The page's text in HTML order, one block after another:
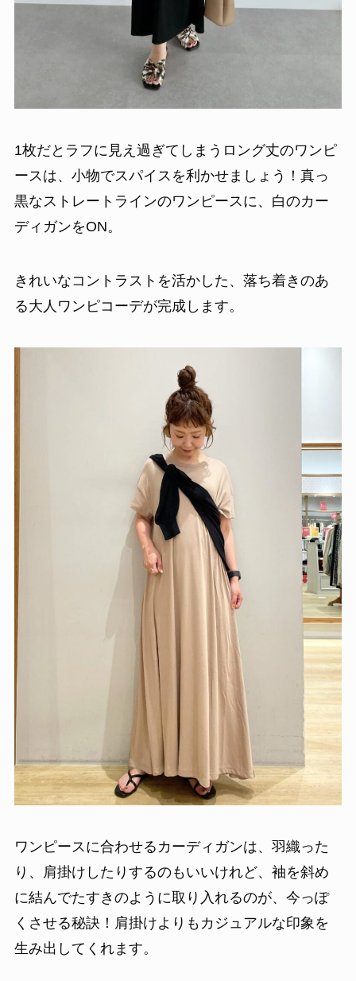
1枚だとラフに見え過ぎてしまうロング丈のワンピ
ースは、小物でスパイスを利かせましょう！真っ
黒なストレートラインのワンピースに、白のカー
ディガンをON。
きれいなコントラストを活かした、落ち着きのあ
る大人ワンピコーデが完成します。
ワンピースに合わせるカーディガンは、羽織った
り、肩掛けしたりするのもいいけれど、袖を斜め
に結んでたすきのように取り入れるのが、今っぽ
くさせる秘訣！肩掛けよりもカジュアルな印象を
生み出してくれます。